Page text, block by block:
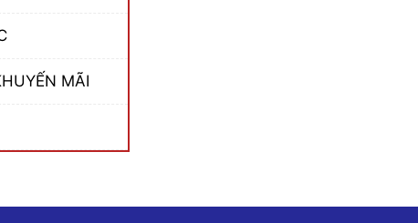
MÃI